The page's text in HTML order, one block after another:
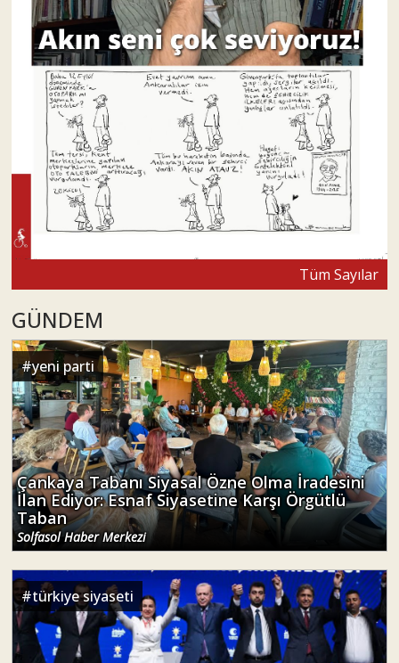
Tüm Sayılar
GÜNDEM
#yeni parti
Çankaya Tabanı Siyasal Özne Olma İradesini
İlan Ediyor: Esnaf Siyasetine Karşı Örgütlü
Taban
Solfasol Haber Merkezi
#türkiye siyaseti